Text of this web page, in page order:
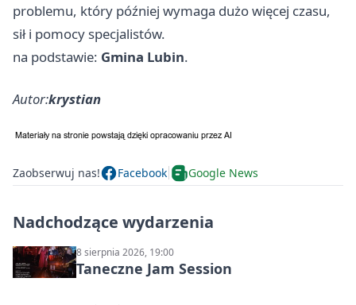
problemu, który później wymaga dużo więcej czasu,
sił i pomocy specjalistów.
na podstawie: Gmina Lubin.
Autor:krystian
Zaobserwuj nas! Facebook Google News
Nadchodzące wydarzenia
8 sierpnia 2026, 19:00
Taneczne Jam Session